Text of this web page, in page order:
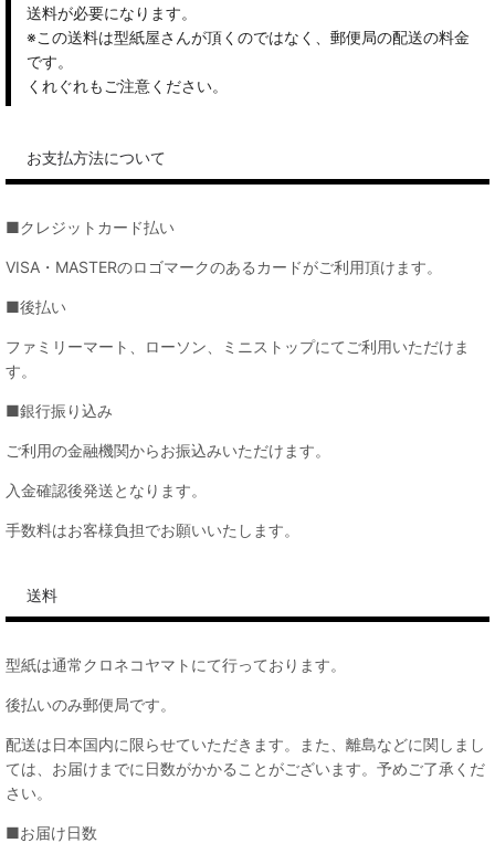
送料が必要になります。
※この送料は型紙屋さんが頂くのではなく、郵便局の配送の料金
です。
くれぐれもご注意ください。
お支払方法について
■クレジットカード払い
VISA・MASTERのロゴマークのあるカードがご利用頂けます。
■後払い
ファミリーマート、ローソン、ミニストップにてご利用いただけま
す。
■銀行振り込み
ご利用の金融機関からお振込みいただけます。
入金確認後発送となります。
手数料はお客様負担でお願いいたします。
送料
型紙は通常クロネコヤマトにて行っております。
後払いのみ郵便局です。
配送は日本国内に限らせていただきます。また、離島などに関しまし
ては、お届けまでに日数がかかることがございます。予めご了承くだ
さい。
■お届け日数